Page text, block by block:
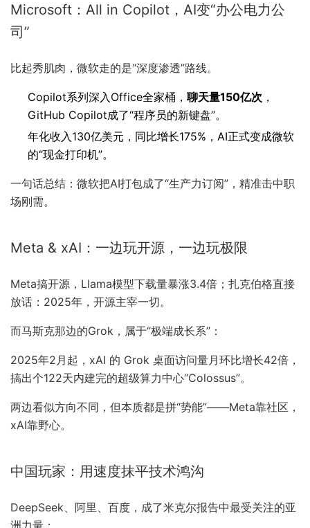
Microsoft：All in Copilot，AI变“办公电力公
司”
比起秀肌肉，微软走的是“深度渗透”路线。
Copilot系列深入Office全家桶， 聊天量150亿次 ，
GitHub Copilot成了“程序员的新键盘”。
年化收入130亿美元，同比增长175%，AI正式变成微软
的“现金打印机”。
一句话总结：微软把AI打包成了“生产力订阅”，精准击中职
场刚需。
Meta & xAI：一边玩开源，一边玩极限
Meta搞开源，Llama模型下载量暴涨3.4倍；扎克伯格直接
放话：2025年，开源主宰一切。
而马斯克那边的Grok，属于“极端成长系”：
2025年2月起，xAI 的 Grok 桌面访问量月环比增长42倍，
搞出个122天内建完的超级算力中心“Colossus”。
两边看似方向不同，但本质都是拼“势能”——Meta靠社区，
xAI靠野心。
中国玩家：用速度抹平技术鸿沟
DeepSeek、阿里、百度，成了米克尔报告中最受关注的亚
洲力量：